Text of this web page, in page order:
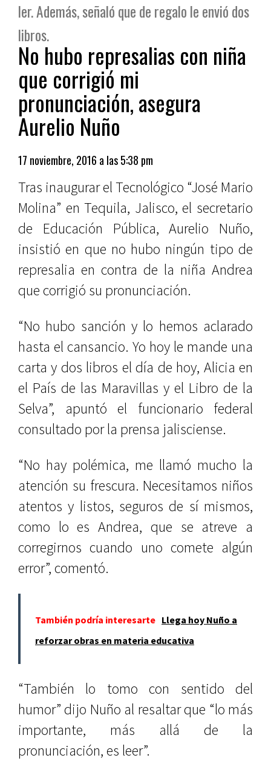
ler. Además, señaló que de regalo le envió dos
libros.
No hubo represalias con niña
que corrigió mi
pronunciación, asegura
Aurelio Nuño
17 noviembre, 2016 a las 5:38 pm
Tras inaugurar el Tecnológico “José Mario
Molina” en Tequila, Jalisco, el secretario
de Educación Pública, Aurelio Nuño,
insistió en que no hubo ningún tipo de
represalia en contra de la niña Andrea
que corrigió su pronunciación.
“No hubo sanción y lo hemos aclarado
hasta el cansancio. Yo hoy le mande una
carta y dos libros el día de hoy, Alicia en
el País de las Maravillas y el Libro de la
Selva”, apuntó el funcionario federal
consultado por la prensa jalisciense.
“No hay polémica, me llamó mucho la
atención su frescura. Necesitamos niños
atentos y listos, seguros de sí mismos,
como lo es Andrea, que se atreve a
corregirnos cuando uno comete algún
error”, comentó.
También podría interesarte Llega hoy Nuño a
reforzar obras en materia educativa
“También lo tomo con sentido del
humor” dijo Nuño al resaltar que “lo más
importante, más allá de la
pronunciación, es leer”.